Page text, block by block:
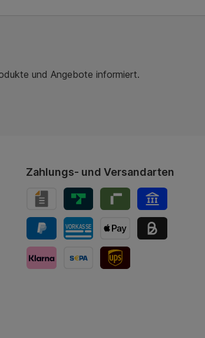
und Angebote informiert.
Zahlungs- und Versandarten